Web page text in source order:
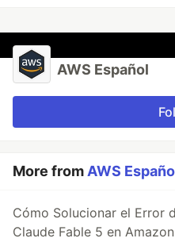
AWS Español
More from AWS
Cómo Solucionar el Error
Claude Fable 5 en